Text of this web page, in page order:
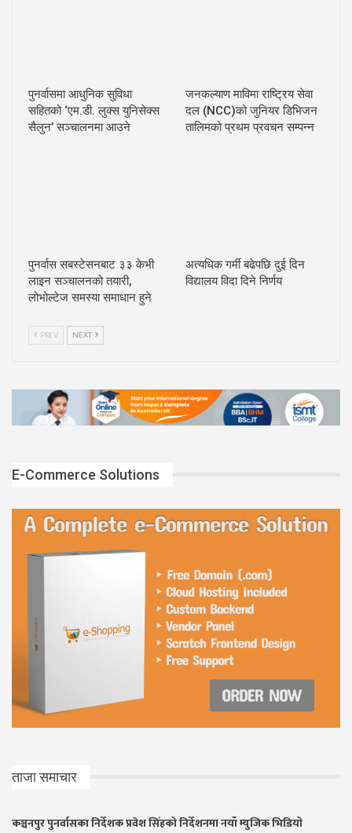
पुनर्वासमा आधुनिक सुविधा
सहितको ‘एम.डी. लुक्स युनिसेक्स
सैलुन’ सञ्चालनमा आउने
जनकल्याण माविमा राष्ट्रिय सेवा
दल (NCC)को जुनियर डिभिजन
तालिमको प्रथम प्रवचन सम्पन्न
पुनर्वास सबस्टेसनबाट ३३ केभी
लाइन सञ्चालनको तयारी,
लोभोल्टेज समस्या समाधान हुने
अत्यधिक गर्मी बढेपछि दुई दिन
विद्यालय विदा दिने निर्णय
PREV NEXT
E-Commerce Solutions
ताजा समाचार
कञ्चनपुर पुनर्वासका निर्देशक प्रवेश सिंहको निर्देशनमा नयाँ म्युजिक भिडियो